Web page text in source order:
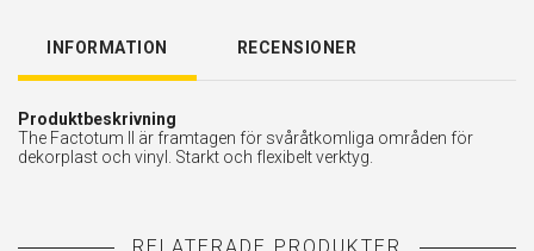
INFORMATION RECENSIONER
Produktbeskrivning
The Factotum II är framtagen för svåråtkomliga områden för
dekorplast och vinyl. Starkt och flexibelt verktyg.